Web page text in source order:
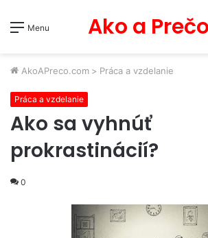
Menu Ako a
AkoAPreco.com > Práca a vzdelanie
Práca a vzdelanie
Ako sa vyhnúť
prokrastinácií?
0